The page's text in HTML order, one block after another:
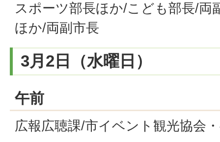
スポーツ部長ほか/こども部長/両
ほか/両副市長
3月2日（水曜日）
午前
広報広聴課/市イベント観光協会